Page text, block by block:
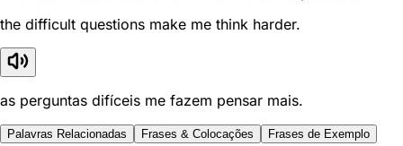
the difficult questions make me think harder.
as perguntas difíceis me fazem pensar mais.
Palavras Relacionadas Frases & Colocações Frases de Exemplo